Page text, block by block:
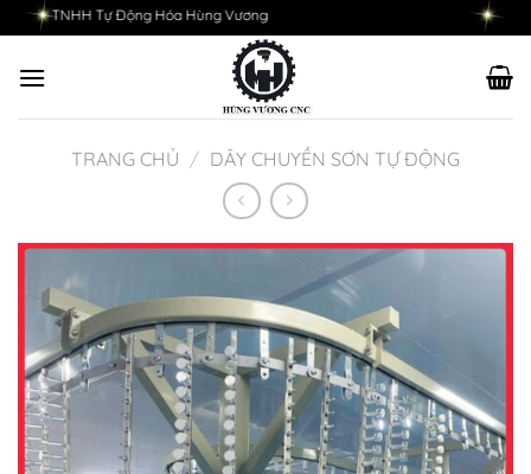
Chuyển
đến
nội
Tự Động Hóa Hùng Vương
TRANG CHỦ / DÂY CHUYỀN SƠN TỰ ĐỘNG